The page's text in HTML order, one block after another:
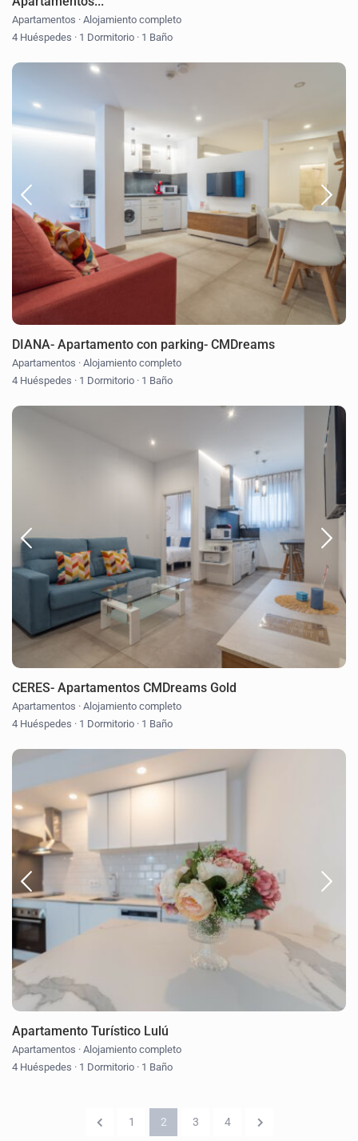
Apartamentos · Alojamiento completo
4 Huéspedes · 1 Dormitorio · 1 Baño
DIANA- Apartamento con parking- CMDreams
Apartamentos · Alojamiento completo
4 Huéspedes · 1 Dormitorio · 1 Baño
CERES- Apartamentos CMDreams Gold
Apartamentos · Alojamiento completo
4 Huéspedes · 1 Dormitorio · 1 Baño
Apartamento Turístico Lulú
Apartamentos · Alojamiento completo
4 Huéspedes · 1 Dormitorio · 1 Baño
1 2 3 4